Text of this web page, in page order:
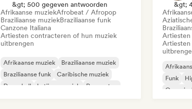
&gt; 500 gegeven antwoorden
Afrikaanse muziekAfrobeat / Afropop
Braziliaanse muziekBraziliaanse funk
Canzone Italiana
Artiesten contracteren of hun muziek
uitbrengen
Afrikaanse muziek
Braziliaanse muziek
Braziliaanse funk
Caribische muziek
Dancehall
Latijnse muziek
Reggaeton
&gt;
Funk